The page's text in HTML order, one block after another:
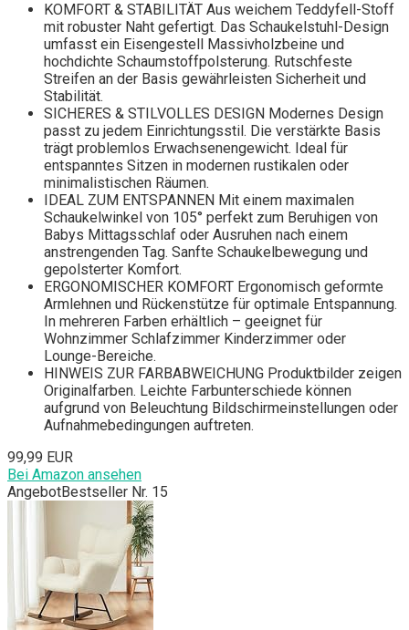
KOMFORT & STABILITÄT Aus weichem Teddyfell-Stoff
mit robuster Naht gefertigt. Das Schaukelstuhl-Design
umfasst ein Eisengestell Massivholzbeine und
hochdichte Schaumstoffpolsterung. Rutschfeste
Streifen an der Basis gewährleisten Sicherheit und
Stabilität.
SICHERES & STILVOLLES DESIGN Modernes Design
passt zu jedem Einrichtungsstil. Die verstärkte Basis
trägt problemlos Erwachsenengewicht. Ideal für
entspanntes Sitzen in modernen rustikalen oder
minimalistischen Räumen.
IDEAL ZUM ENTSPANNEN Mit einem maximalen
Schaukelwinkel von 105° perfekt zum Beruhigen von
Babys Mittagsschlaf oder Ausruhen nach einem
anstrengenden Tag. Sanfte Schaukelbewegung und
gepolsterter Komfort.
ERGONOMISCHER KOMFORT Ergonomisch geformte
Armlehnen und Rückenstütze für optimale Entspannung.
In mehreren Farben erhältlich – geeignet für
Wohnzimmer Schlafzimmer Kinderzimmer oder
Lounge-Bereiche.
HINWEIS ZUR FARBABWEICHUNG Produktbilder zeigen
Originalfarben. Leichte Farbunterschiede können
aufgrund von Beleuchtung Bildschirmeinstellungen oder
Aufnahmebedingungen auftreten.
99,99 EUR
Bei Amazon ansehen
AngebotBestseller Nr. 15